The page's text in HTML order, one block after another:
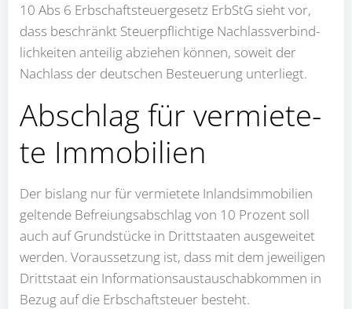
10 Abs 6 Erb­schaft­steu­er­ge­setz ErbStG sieht vor,
dass beschränkt Steu­er­pflich­ti­ge Nach­lass­ver­bind­
lich­kei­ten antei­lig abzie­hen kön­nen, soweit der
Nach­lass der deut­schen Besteue­rung unter­liegt.
Abschlag für ver­mie­te­
te Immo­bi­li­en
Der bis­lang nur für ver­mie­te­te Inlands­im­mo­bi­li­en
gel­ten­de Befrei­ungs­ab­schlag von 10 Pro­zent soll
auch auf Grund­stü­cke in Dritt­staa­ten aus­ge­wei­tet
wer­den. Vor­aus­set­zung ist, dass mit dem jewei­li­gen
Dritt­staat ein Infor­ma­ti­ons­aus­tausch­ab­kom­men in
Bezug auf die Erb­schaft­steu­er besteht.